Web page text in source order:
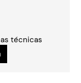
técnicas